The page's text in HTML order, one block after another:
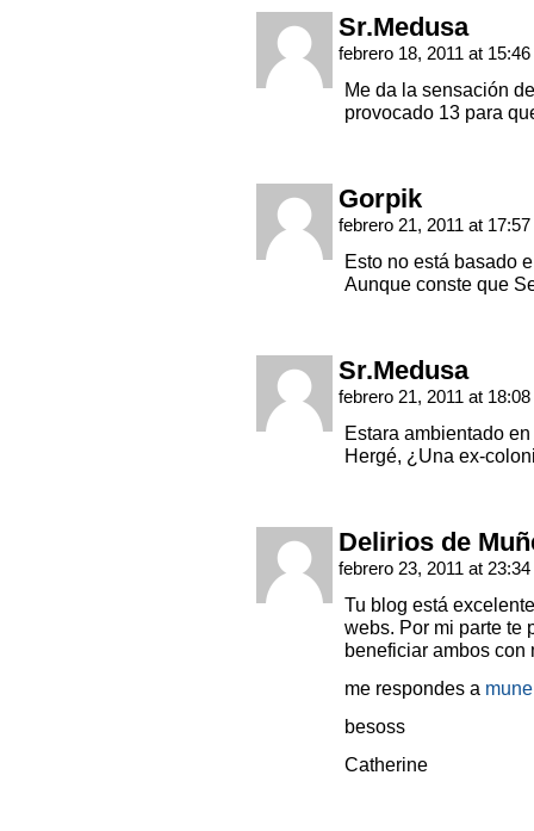
Sr.Medusa
febrero 18, 2011 at 15:46
Me da la sensación
provocado 13 para
Gorpik
febrero 21, 2011 at 17:57
Esto no está basado
Aunque conste que
Sr.Medusa
febrero 21, 2011 at 18:08
Estara ambientado
Hergé, ¿Una ex-
Delirios de
febrero 23, 2011 at 23:34
Tu blog está
webs. Por mi parte te
beneficiar ambos con
me respondes a
besoss
Catherine